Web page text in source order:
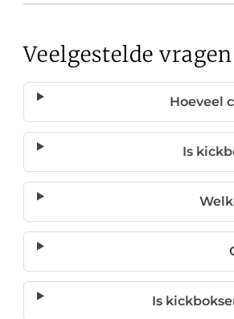
Veelgestelde vragen
Hoeveel
Is
Is